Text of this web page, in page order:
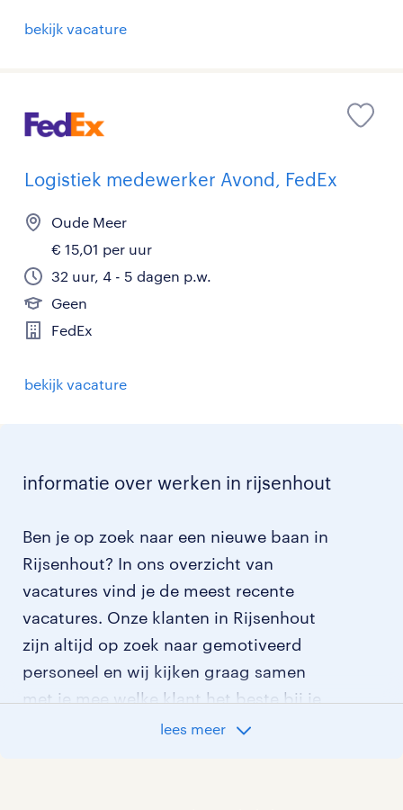
bekijk vacature
Logistiek medewerker Avond, FedEx
Oude Meer
€ 15,01 per uur
32 uur, 4 - 5 dagen p.w.
Geen
FedEx
bekijk vacature
informatie over werken in rijsenhout
Ben je op zoek naar een nieuwe baan in
Rijsenhout? In ons overzicht van
vacatures vind je de meest recente
vacatures. Onze klanten in Rijsenhout
zijn altijd op zoek naar gemotiveerd
personeel en wij kijken graag samen
met je mee welke klant het beste bij je
lees meer